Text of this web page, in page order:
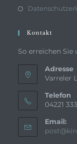
Kontakt
So erreichen Sie
Adresse
Varreler
Telefon
04221
Email: